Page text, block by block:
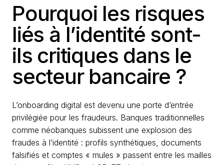
Pourquoi les risques
liés à l’identité sont-
ils critiques dans le
secteur bancaire ?
L’onboarding digital est devenu une porte d’entrée
privilégiée pour les fraudeurs. Banques traditionnelles
comme néobanques subissent une explosion des
fraudes à l’identité : profils synthétiques, documents
falsifiés et comptes « mules » passent entre les mailles